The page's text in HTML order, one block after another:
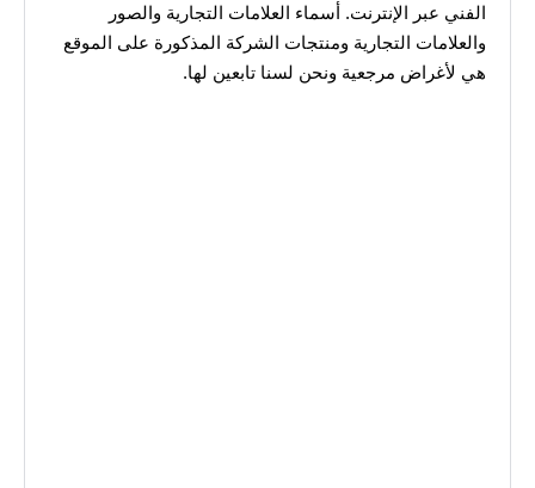
الفني عبر الإنترنت. أسماء العلامات التجارية والصور
والعلامات التجارية ومنتجات الشركة المذكورة على الموقع
هي لأغراض مرجعية ونحن لسنا تابعين لها.